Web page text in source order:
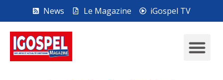
News Le Magazine iGospel TV